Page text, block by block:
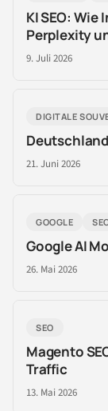
KI SEO: Wie
Perplexity
9. Juli 2026
DIGITALE
21. Juni 2026
GOOGLE
Google AI
26. Mai 2026
SEO
Magento
Traffic
13. Mai 2026